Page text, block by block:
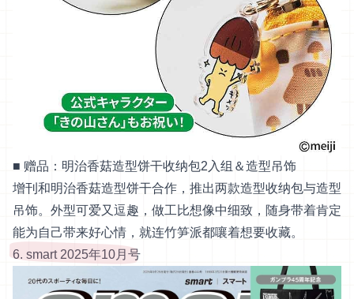
■ 赠品：明治香菇造型饼干收纳包2入组＆造型吊饰
增刊和明治香菇造型饼干合作，推出两款造型收纳包与造型
吊饰。外型可爱又逗趣，做工比想像中细致，随身带着肯定
能为自己带来好心情，就连竹笋派都嚷着想要收藏。
6. smart 2025年10月号